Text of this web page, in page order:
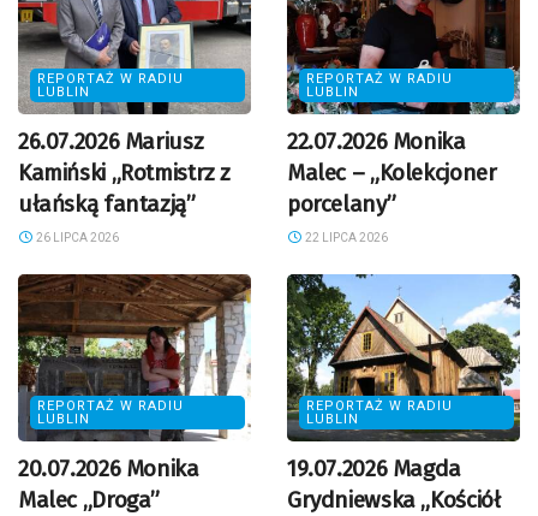
REPORTAŻ W RADIU
LUBLIN
26.07.2026 Mariusz
Kamiński „Rotmistrz z
ułańską fantazją”
26 LIPCA 2026
REPORTAŻ W RADIU
LUBLIN
22.07.2026 Monika
Malec – „Kolekcjoner
porcelany”
22 LIPCA 2026
REPORTAŻ W RADIU
LUBLIN
20.07.2026 Monika
Malec „Droga”
REPORTAŻ W RADIU
LUBLIN
19.07.2026 Magda
Grydniewska „Kościół